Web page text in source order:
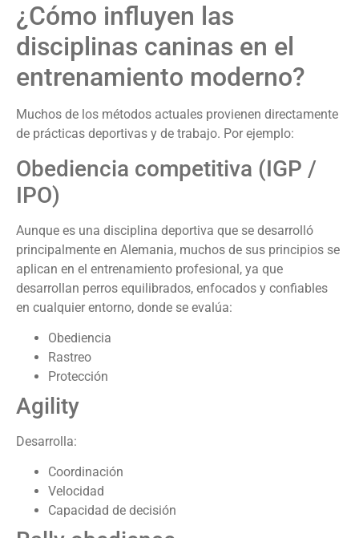
¿Cómo influyen las
disciplinas caninas en el
entrenamiento moderno?
Muchos de los métodos actuales provienen directamente
de prácticas deportivas y de trabajo. Por ejemplo:
Obediencia competitiva (IGP /
IPO)
Aunque es una disciplina deportiva que se desarrolló
principalmente en Alemania, muchos de sus principios se
aplican en el entrenamiento profesional, ya que
desarrollan perros equilibrados, enfocados y confiables
en cualquier entorno, donde se evalúa:
Obediencia
Rastreo
Protección
Agility
Desarrolla:
Coordinación
Velocidad
Capacidad de decisión